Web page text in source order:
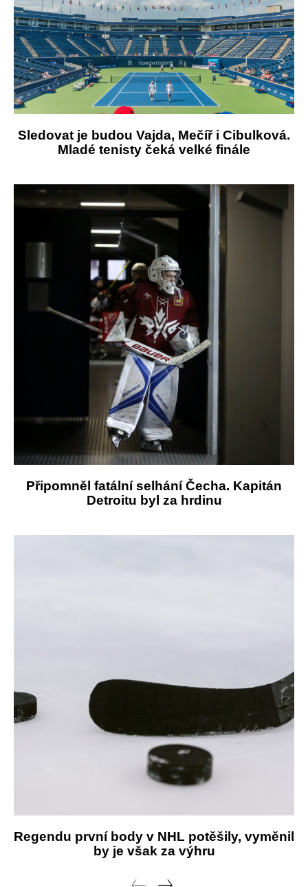
Sledovat je budou Vajda, Mečíř i Cibulková.
Mladé tenisty čeká velké finále
Připomněl fatální selhání Čecha. Kapitán
Detroitu byl za hrdinu
Regendu první body v NHL potěšily, vyměnil
by je však za výhru